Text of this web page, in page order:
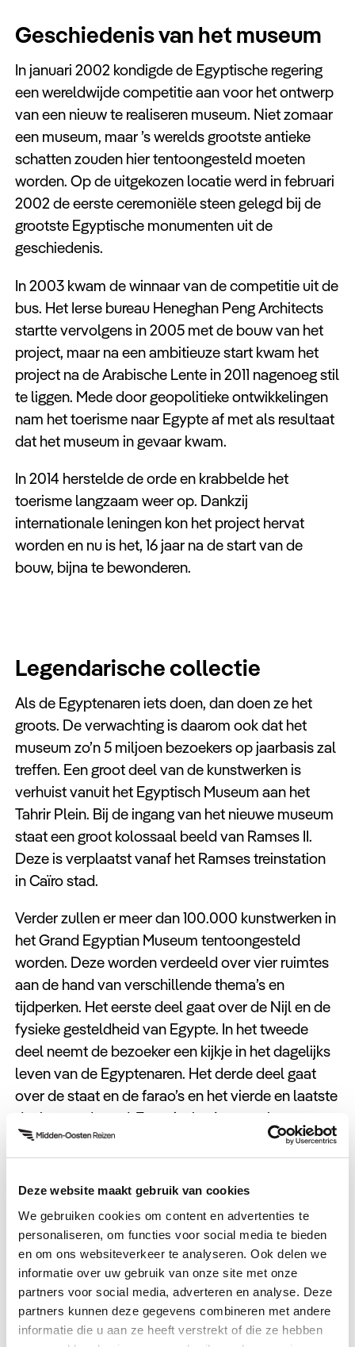
Deze website maakt gebruik van cookies
We gebruiken cookies om content en advertenties te
personaliseren, om functies voor social media te bieden
en om ons websiteverkeer te analyseren. Ook delen we
informatie over uw gebruik van onze site met onze
partners voor social media, adverteren en analyse. Deze
partners kunnen deze gegevens combineren met andere
informatie die u aan ze heeft verstrekt of die ze hebben
Geschiedenis van het museum
In januari 2002 kondigde de Egyptische regering
een wereldwijde competitie aan voor het ontwerp
van een nieuw te realiseren museum. Niet zomaar
een museum, maar ’s werelds grootste antieke
schatten zouden hier tentoongesteld moeten
worden. Op de uitgekozen locatie werd in februari
2002 de eerste ceremoniële steen gelegd bij de
grootste Egyptische monumenten uit de
geschiedenis.
In 2003 kwam de winnaar van de competitie uit de
bus. Het Ierse bureau Heneghan Peng Architects
startte vervolgens in 2005 met de bouw van het
project, maar na een ambitieuze start kwam het
project na de Arabische Lente in 2011 nagenoeg stil
te liggen. Mede door geopolitieke ontwikkelingen
nam het toerisme naar Egypte af met als resultaat
dat het museum in gevaar kwam.
In 2014 herstelde de orde en krabbelde het
toerisme langzaam weer op. Dankzij
internationale leningen kon het project hervat
worden en nu is het, 16 jaar na de start van de
bouw, bijna te bewonderen.
Legendarische collectie
Als de Egyptenaren iets doen, dan doen ze het
groots. De verwachting is daarom ook dat het
museum zo’n 5 miljoen bezoekers op jaarbasis zal
treffen. Een groot deel van de kunstwerken is
verhuist vanuit het Egyptisch Museum aan het
Tahrir Plein. Bij de ingang van het nieuwe museum
staat een groot kolossaal beeld van Ramses II.
Deze is verplaatst vanaf het Ramses treinstation
in Caïro stad.
Verder zullen er meer dan 100.000 kunstwerken in
het Grand Egyptian Museum tentoongesteld
worden. Deze worden verdeeld over vier ruimtes
aan de hand van verschillende thema’s en
tijdperken. Het eerste deel gaat over de Nijl en de
fysieke gesteldheid van Egypte. In het tweede
deel neemt de bezoeker een kijkje in het dagelijks
leven van de Egyptenaren. Het derde deel gaat
over de staat en de farao’s en het vierde en laatste
deel toont de oud-Egyptische Amarna-kunst.
Door het museum zo in te richten waant de
bezoeker zich even in de tijd van de oude
Egyptenaren. Omdat de collectie zo groot is, is
het aan te raden om een bezoek aan het nieuwe
museum in twee dagen te plannen.